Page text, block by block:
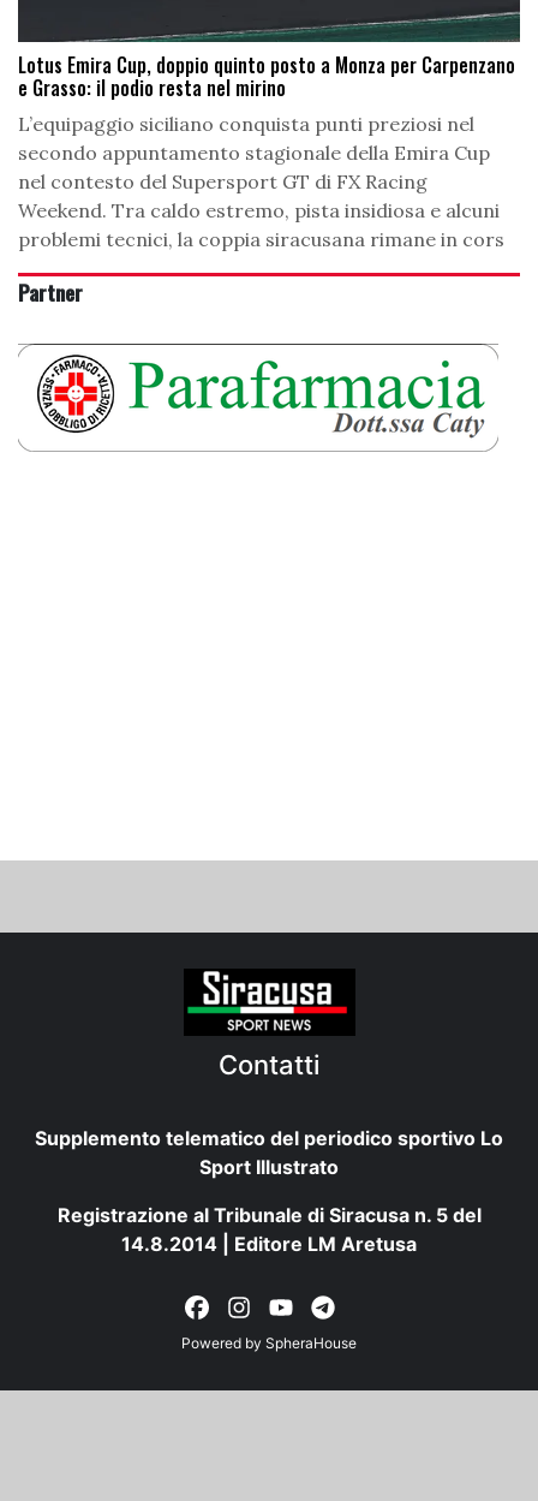
Lotus Emira Cup, doppio quinto posto a Monza per Carpenzano
e Grasso: il podio resta nel mirino
L’equipaggio siciliano conquista punti preziosi nel
secondo appuntamento stagionale della Emira Cup
nel contesto del Supersport GT di FX Racing
Weekend. Tra caldo estremo, pista insidiosa e alcuni
problemi tecnici, la coppia siracusana rimane in cors
Partner
Contatti
Supplemento telematico del periodico sportivo Lo
Sport Illustrato
Registrazione al Tribunale di Siracusa n. 5 del
14.8.2014 | Editore LM Aretusa
Powered by SpheraHouse